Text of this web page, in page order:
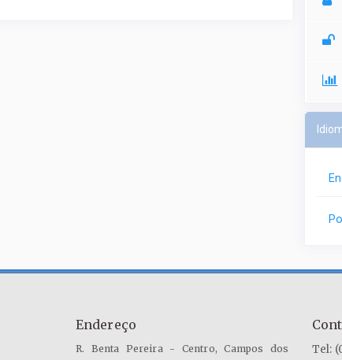
Endereço
R. Benta Pereira - Centro, Campos dos Tel: